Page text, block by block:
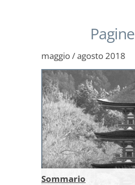
maggio / agosto 2018
Sommario